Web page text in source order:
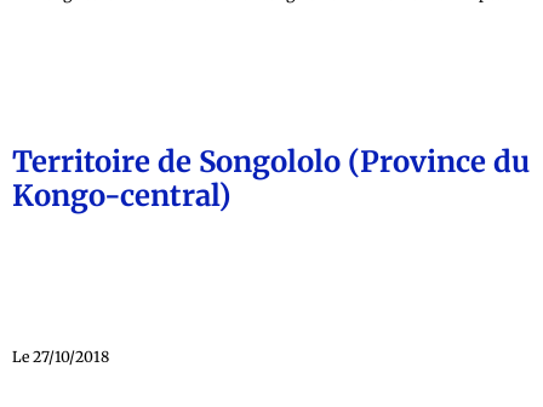
Territoire de Songololo (Province du
Kongo-central)
Le 27/10/2018